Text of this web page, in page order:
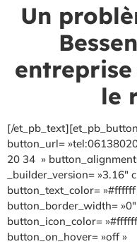
Un
le
[/et_pb_text][et_pb_button
button_url=
20 34 »
_builder_version= »3.16″
button_text_color=
button_border_width=
button_icon_color=
button_on_hover= »off »